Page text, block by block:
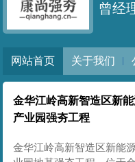
曾经
网站首页 关于我们
金华江岭高新智造区新
产业园强夯工程
金华江岭高新智造区新能